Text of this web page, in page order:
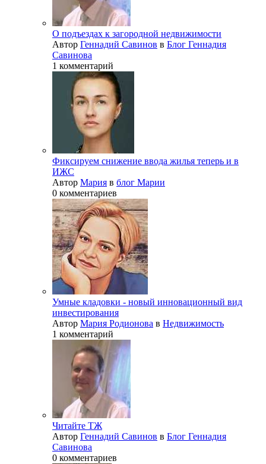
О подъездах к загородной недвижимости
Автор Геннадий Савинов в Блог Геннадия
Савинова
1 комментарий
Фиксируем снижение ввода жилья теперь и в
ИЖС
Автор Мария в блог Марии
0 комментариев
Умные кладовки - новый инновационный вид
инвестирования
Автор Мария Родионова в Недвижимость
1 комментарий
Читайте ТЖ
Автор Геннадий Савинов в Блог Геннадия
Савинова
0 комментариев